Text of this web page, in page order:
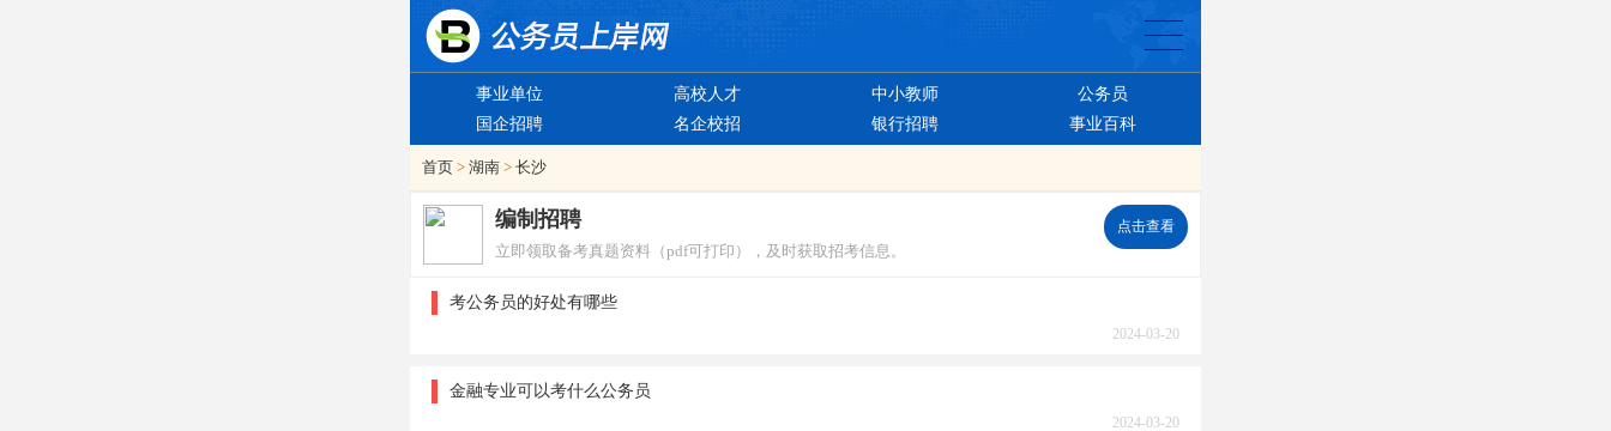
事业单位 高校人才 中小教师
公务员
国企招聘
名企校招 银行招聘 事业百科
首页 > 湖南 > 长沙
编制招聘
立即领取备考真题资料（pdf可打印），及时获取招考信息。
点击查看
考公务员的好处有哪些
2024-03-20
金融专业可以考什么公务员
2024-03-20